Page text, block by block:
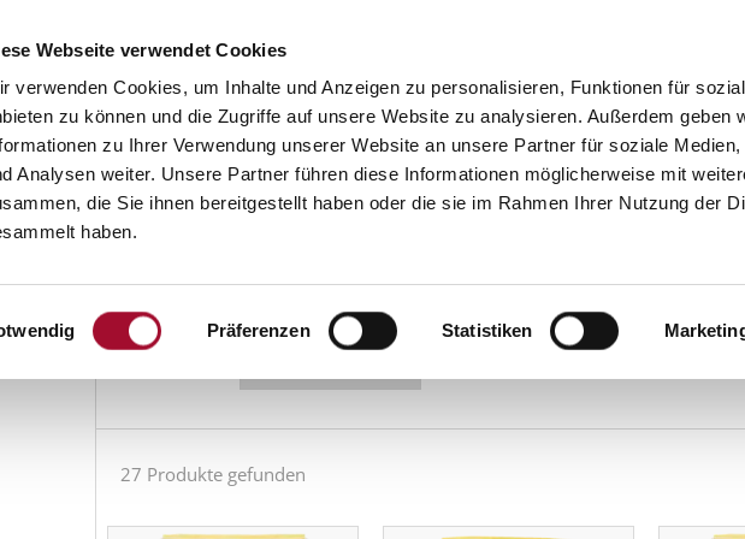
Webseite verwendet Cookies
verwenden Cookies, um Inhalte und Anzeigen zu personalisieren, Funktionen für
zu können und die Zugriffe auf unsere Website zu analysieren. Außerdem geben
zu Ihrer Verwendung unserer Website an unsere Partner für soziale Medien,
Analysen weiter. Unsere Partner führen diese Informationen möglicherweise mit
die Sie ihnen bereitgestellt haben oder die sie im Rahmen Ihrer Nutzung der
haben.
Präferenzen Statistiken
GRUPPE
Füllungen & Auflagen
Füllungen & Auflagen
27 Produkte gefunden